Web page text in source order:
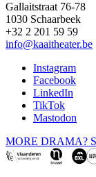
Gallaitstraat 76-78
1030 Schaarbeek
+32 2 201 59 59
info@kaaitheater.be
Instagram
Facebook
LinkedIn
TikTok
Mastodon
MORE DRAMA?